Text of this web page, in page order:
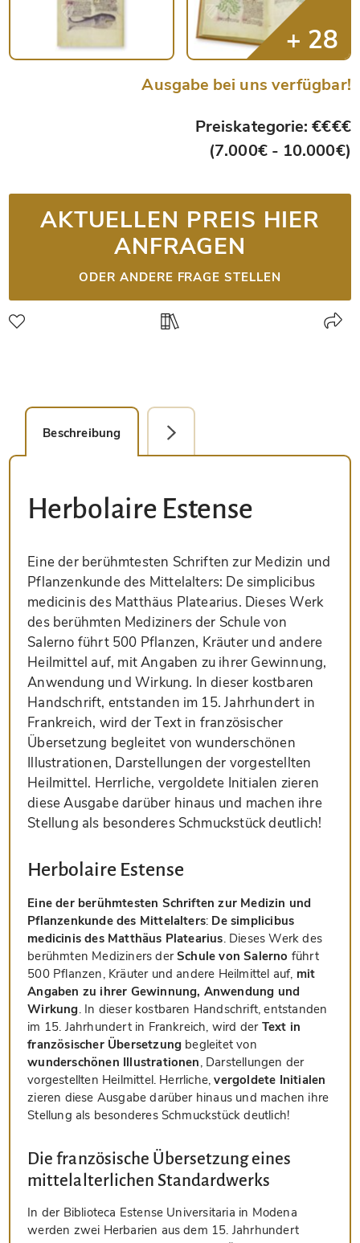
Ausgabe bei uns verfügbar!
Preiskategorie: €€€€
(7.000€ - 10.000€)
AKTUELLEN PREIS HIER
ANFRAGEN
ODER ANDERE FRAGE STELLEN
Beschreibung Detailbild
Herbolaire Estense
Eine der berühmtesten Schriften zur Medizin und
Pflanzenkunde des Mittelalters: De simplicibus
medicinis des Matthäus Platearius. Dieses Werk
des berühmten Mediziners der Schule von
Salerno führt 500 Pflanzen, Kräuter und andere
Heilmittel auf, mit Angaben zu ihrer Gewinnung,
Anwendung und Wirkung. In dieser kostbaren
Handschrift, entstanden im 15. Jahrhundert in
Frankreich, wird der Text in französischer
Übersetzung begleitet von wunderschönen
Illustrationen, Darstellungen der vorgestellten
Heilmittel. Herrliche, vergoldete Initialen zieren
diese Ausgabe darüber hinaus und machen ihre
Stellung als besonderes Schmuckstück deutlich!
Herbolaire Estense
Eine der berühmtesten Schriften zur Medizin und
Pflanzenkunde des Mittelalters: De simplicibus
medicinis des Matthäus Platearius. Dieses Werk des
berühmten Mediziners derSchule von Salerno führt
500 Pflanzen, Kräuter und andere Heilmittel auf, mit
Angaben zu ihrer Gewinnung, Anwendung und
Wirkung. In dieser kostbaren Handschrift, entstanden
im 15. Jahrhundert in Frankreich, wird der Text in
französischer Übersetzung begleitet von
wunderschönen Illustrationen, Darstellungen der
vorgestellten Heilmittel. Herrliche,vergoldete Initialen
zieren diese Ausgabe darüber hinaus und machen ihre
Stellung als besonderes Schmuckstück deutlich!
Die französische Übersetzung eines
mittelalterlichen Standardwerks
In der Biblioteca Estense Universitaria in Modena
werden zwei Herbarien aus dem 15. Jahrhundert